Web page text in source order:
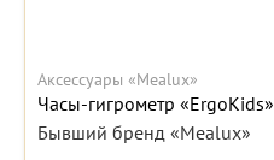
Аксессуары «Mealux»
Часы-гигрометр «ErgoKids»
Бывший бренд «Mealux»